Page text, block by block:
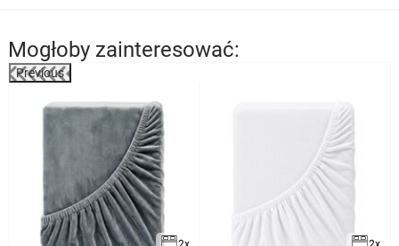
Mogłoby zainteresować:
Previous